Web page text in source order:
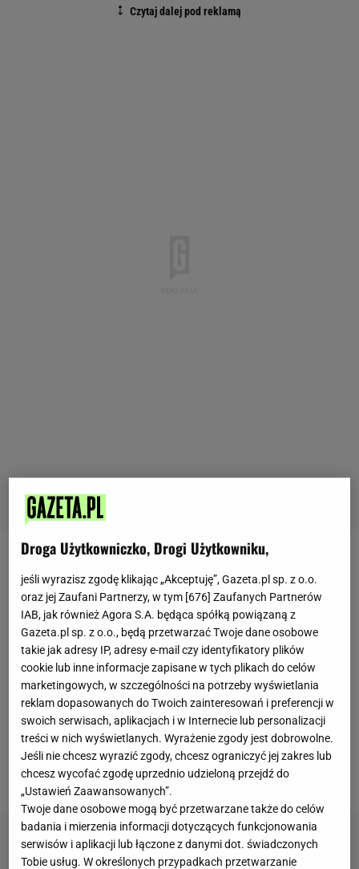
przeprowadzonego na zlecenie Tesco. Wzięło w nim
udział 871 osób w wieku 6-15 lat. Badanie miało
pokazać, co tak naprawdę dzieci i młodzież wiedzą o
zdrowym odżywianiu
. Zapytano ich m.in. o
pochodzenie niektórych produktów, w tym mleka. O
tym, że pochodzi od krowy, wiedzą prawie wszystkie
dzieci. Ale po kilka procent podało, że od baranów i
kotów. Tak samo było zjajkami- kilka procent
uważa, że przyjeżdżają do sklepu z fabryki.
Droga Użytkowniczko, Drogi Użytkowniku,
jeśli wyrazisz zgodę klikając „Akceptuję”, Gazeta.pl sp. z o.o.
oraz jej Zaufani Partnerzy, w tym [676] Zaufanych Partnerów
IAB, jak również Agora S.A. będąca spółką powiązaną z
Gazeta.pl sp. z o.o., będą przetwarzać Twoje dane osobowe
takie jak adresy IP, adresy e-mail czy identyfikatory plików
cookie lub inne informacje zapisane w tych plikach do celów
marketingowych, w szczególności na potrzeby wyświetlania
reklam dopasowanych do Twoich zainteresowań i preferencji w
swoich serwisach, aplikacjach i w Internecie lub personalizacji
treści w nich wyświetlanych. Wyrażenie zgody jest dobrowolne.
Jeśli nie chcesz wyrazić zgody, chcesz ograniczyć jej zakres lub
chcesz wycofać zgodę uprzednio udzieloną przejdź do
„Ustawień Zaawansowanych”.
Twoje dane osobowe mogą być przetwarzane także do celów
badania i mierzenia informacji dotyczących funkcjonowania
serwisów i aplikacji lub łączone z danymi dot. świadczonych
Tobie usług. W określonych przypadkach przetwarzanie